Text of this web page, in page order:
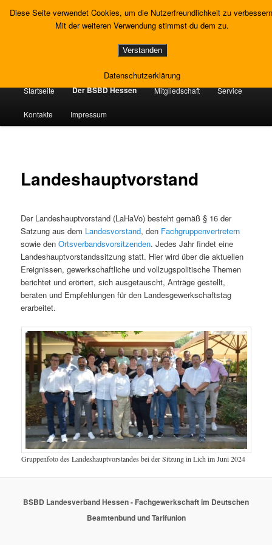
primären
Landesverband Hessen
HauptmenüStartseite Der BSBD Hessen Mitgliedschaft Service
Kontakte Impressum
Landeshauptvorstand
Der Landeshauptvorstand (LaHaVo) besteht gemäß § 16 der
Satzung aus dem Landesvorstand, den Fachgruppenvertretern
sowie denOrtsverbandsvorsitzenden. Jedes Jahr findet eine
Landeshauptvorstandssitzung statt. Hier wird über die aktuellen
Ereignissen, gewerkschaftliche und vollzugspolitische Themen
berichtet und erörtert, sich ausgetauscht, Anträge gestellt,
beraten und Empfehlungen für den Landesgewerkschaftstag
erarbeitet.
Gruppenfoto des Landeshauptvorstandes bei der Sitzung in Lich im Juni 2024
BSBD Landesverband Hessen - Fachgewerkschaft im Deutschen
Beamtenbund und Tarifunion
Diese Seite verwendet Cookies, um die Nutzerfreundlichkeit zu
Mit der weiteren Verwendung stimmst du dem zu.
Verstanden
Datenschutzerklärung